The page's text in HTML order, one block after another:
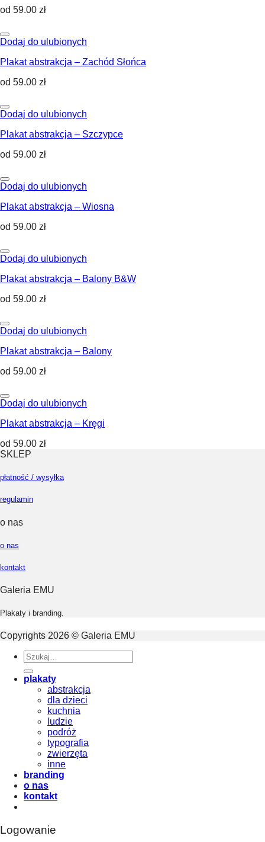
od 59.00 zł
Dodaj do ulubionych
Plakat abstrakcja – Zachód Słońca
od 59.00 zł
Dodaj do ulubionych
Plakat abstrakcja – Szczypce
od 59.00 zł
Dodaj do ulubionych
Plakat abstrakcja – Wiosna
od 59.00 zł
Dodaj do ulubionych
Plakat abstrakcja – Balony B&W
od 59.00 zł
Dodaj do ulubionych
Plakat abstrakcja – Balony
od 59.00 zł
Dodaj do ulubionych
Plakat abstrakcja – Kręgi
od 59.00 zł
SKLEP
płatność / wysyłka
regulamin
o nas
o nas
kontakt
Galeria EMU
Plakaty i branding.
Copyrights 2026 © Galeria EMU
Szukaj:
plakaty
abstrakcja
dla dzieci
kuchnia
ludzie
podróż
typografia
zwierzęta
inne
branding
o nas
kontakt
Logowanie